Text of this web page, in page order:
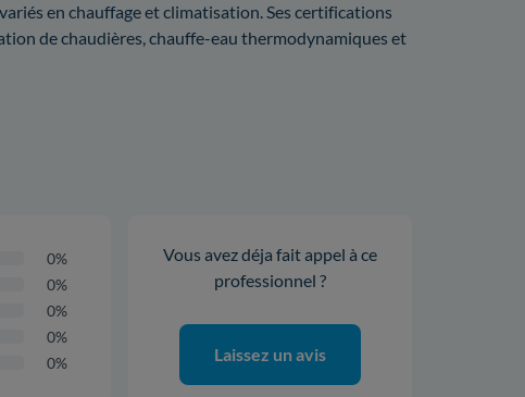
en chauffage et climatisation. Ses certifications
de chaudières, chauffe-eau thermodynamiques et
0%
0%
0%
0%
0%
Vous avez déja fait appel à ce
professionnel ?
Laissez un avis